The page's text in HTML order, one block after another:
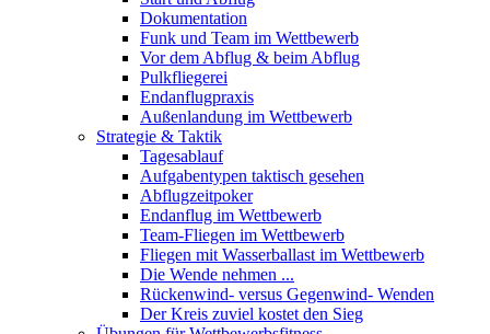
Dokumentation
Funk und Team im Wettbewerb
Vor dem Abflug & beim Abflug
Pulkfliegerei
Endanflugpraxis
Außenlandung im Wettbewerb
Strategie & Taktik
Tagesablauf
Aufgabentypen taktisch gesehen
Abflugzeitpoker
Endanflug im Wettbewerb
Team-Fliegen im Wettbewerb
Fliegen mit Wasserballast im Wettbewerb
Die Wende nehmen ...
Rückenwind- versus Gegenwind- Wenden
Der Kreis zuviel kostet den Sieg